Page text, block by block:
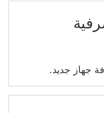
جهاز جديد.